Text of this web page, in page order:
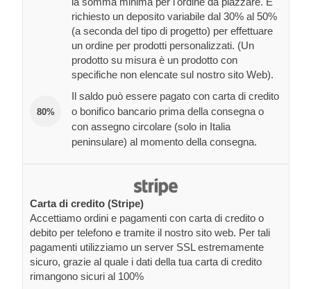
richiesto un deposito variabile dal 30% al 50%
(a seconda del tipo di progetto) per effettuare
un ordine per prodotti personalizzati. (Un
prodotto su misura è un prodotto con
specifiche non elencate sul nostro sito Web).
80%
Il saldo può essere pagato con carta di credito
o bonifico bancario prima della consegna o
con assegno circolare (solo in Italia
peninsulare) al momento della consegna.
Carta di credito (Stripe)
Accettiamo ordini e pagamenti con carta di credito o
debito per telefono e tramite il nostro sito web. Per tali
pagamenti utilizziamo un server SSL estremamente
sicuro, grazie al quale i dati della tua carta di credito
rimangono sicuri al 100%